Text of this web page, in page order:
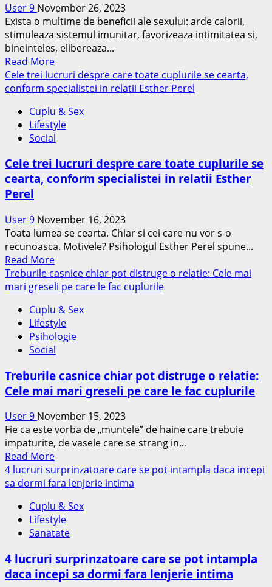
care
nu
ar
trebui
sa
le
postezi
niciodata
pe
social
media
User 9 November 26, 2023
Exista o multime de beneficii ale sexului: arde calorii,
stimuleaza sistemul imunitar, favorizeaza intimitatea si,
bineinteles, elibereaza...
Read MoreRead
more
about
de
des
ar
sa
faci
a
incetini
imbatranirea,
conform
unui
studiu
Cele trei lucruri despre care toate cuplurile se cearta,
conform specialistei in relatii Esther Perel
Cuplu & Sex
Lifestyle
Social
Cele trei lucruri despre care toate cuplurile se
cearta, conform specialistei in relatii Esther
Perel
User 9 November 16, 2023
Toata lumea se cearta. Chiar si cei care nu vor s-o
recunoasca. Motivele? Psihologul Esther Perel spune...
Read MoreRead
more
about
trei
lucruri
despre
care
cuplurile
se
conform
specialistei
in
relatii
Esther
Perel
Treburile casnice chiar pot distruge o relatie: Cele mai
mari greseli pe care le fac cuplurile
Cuplu & Sex
Lifestyle
Psihologie
Social
Treburile casnice chiar pot distruge o relatie:
Cele mai mari greseli pe care le fac cuplurile
User 9 November 15, 2023
Fie ca este vorba de „muntele” de haine care trebuie
impaturite, de vasele care se strang in...
Read MoreRead
more
about
casnice
chiar
pot
o
relatie:
4 lucruri surprinzatoare care se pot intampla daca incepi
sa dormi fara lenjerie intima
Cuplu & Sex
Lifestyle
Sanatate
4 lucruri surprinzatoare care se pot intampla
daca incepi sa dormi fara lenjerie intima